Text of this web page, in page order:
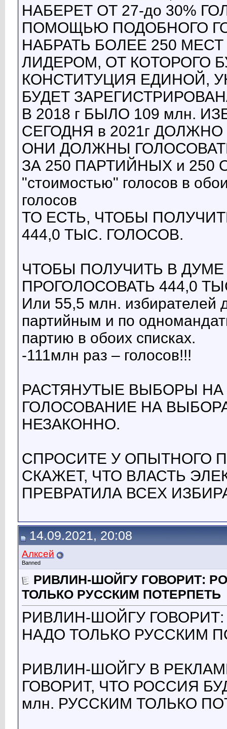
НАБЕРЕТ ОТ 27-до 30%
ПОМОЩЬЮ ПОДОБНОГО
НАБРАТЬ БОЛЕЕ 250
ЛИДЕРОМ, ОТ КОТОРОГО
КОНСТИТУЦИЯ ЕДИНОЙ,
БУДЕТ
В 2018 г БЫЛО 109 млн.
СЕГОДНЯ в 2021г
ОНИ ДОЛЖНЫ
ЗА 250 ПАРТИЙНЫХ и
"стоимостью" голосов в
голосов
ТО ЕСТЬ, ЧТОБЫ
444,0 ТЫС. ГОЛОСОВ.
ЧТОБЫ ПОЛУЧИТЬ В
ПРОГОЛОСОВАТЬ 444,0
Или 55,5 млн. избирателей
партийным и по
партию в обоих списках.
-111млн раз – голосов!!!
РАСТЯНУТЫЕ ВЫБОРЫ
ГОЛОСОВАНИЕ НА
НЕЗАКОННО.
СПРОСИТЕ У ОПЫТНОГО
СКАЖЕТ, ЧТО ВЛАСТЬ
ПРЕВРАТИЛА ВСЕХ
14.09.2021, 20:08
Алксей
Banned
РИВЛИН-ШОЙГУ ГОВОРИТ:
ТОЛЬКО РУССКИМ ПОТЕРПЕТЬ
РИВЛИН-ШОЙГУ
НАДО ТОЛЬКО РУССКИМ
РИВЛИН-ШОЙГУ В
ГОВОРИТ, ЧТО РОССИЯ
млн. РУССКИМ ТОЛЬКО